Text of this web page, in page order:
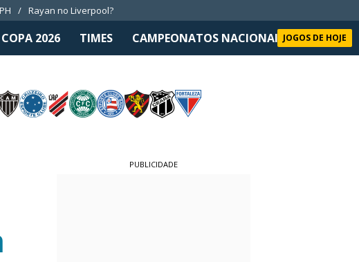
Rayan no Liverpool?
COPA 2026 TIMES CAMPEONATOS NACIONAIS SELEÇÃO
JOGOS DE HOJE
PUBLICIDADE